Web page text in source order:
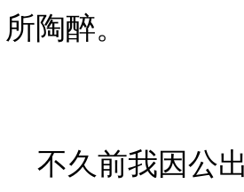
所陶醉。
不久前我因公